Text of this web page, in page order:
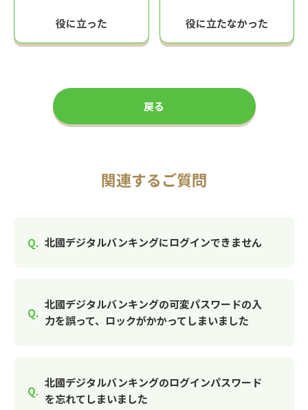
役に立った 役に立たなかった
戻る
関連するご質問
北國デジタルバンキングにログインできません
北國デジタルバンキングの可変パスワードの入
力を誤って、ロックがかかってしまいました
北國デジタルバンキングのログインパスワード
を忘れてしまいました